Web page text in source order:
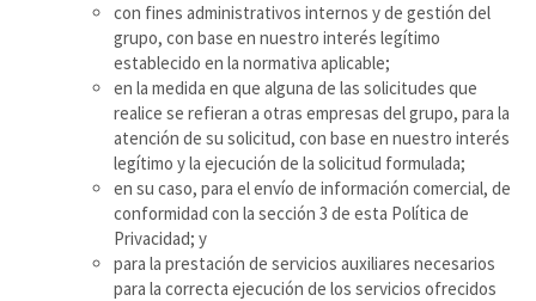
con fines administrativos internos y de gestión del
grupo, con base en nuestro interés legítimo
establecido en la normativa aplicable;
en la medida en que alguna de las solicitudes que
realice se refieran a otras empresas del grupo, para la
atención de su solicitud, con base en nuestro interés
legítimo y la ejecución de la solicitud formulada;
en su caso, para el envío de información comercial, de
conformidad con la sección 3 de esta Política de
Privacidad; y
para la prestación de servicios auxiliares necesarios
para la correcta ejecución de los servicios ofrecidos